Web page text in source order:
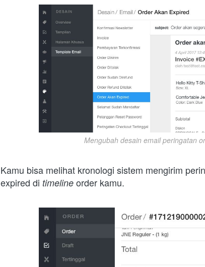
Mengubah desain email peringatan
Kamu bisa melihat kronologi sistem mengirim
expired di timeline order kamu.